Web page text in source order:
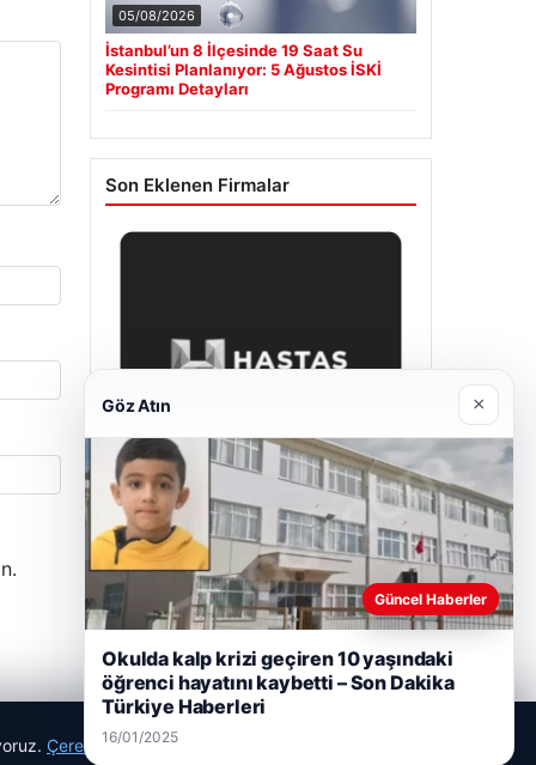
05/08/2026
İstanbul’un 8 İlçesinde 19 Saat Su
Kesintisi Planlanıyor: 5 Ağustos İSKİ
Programı Detayları
Son Eklenen Firmalar
Enes Kaplan Avukatlık Bürosu
28/04/2026
Çerez Politikamız
Göz Atın ×
Güncel Haberler
Okulda kalp krizi geçiren 10 yaşındaki
öğrenci hayatını kaybetti – Son Dakika
Türkiye Haberleri
16/01/2025